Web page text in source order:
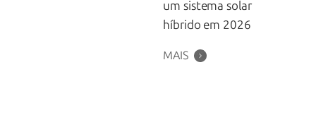
um sistema solar
híbrido em 2026
MAIS